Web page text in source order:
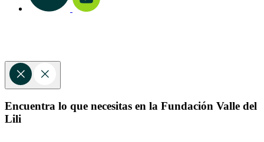
Encuentra lo que necesitas en la Fundación Valle del
Lili